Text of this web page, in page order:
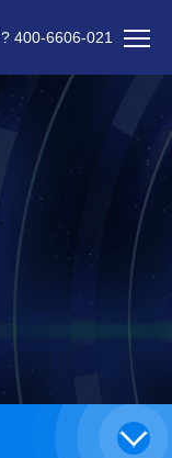
? 400-6606-021